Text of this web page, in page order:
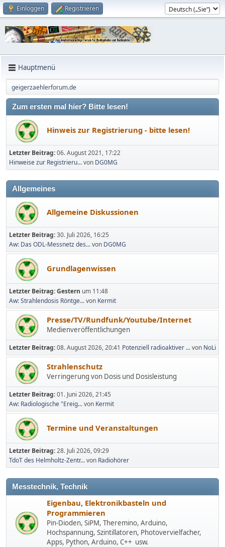
Einloggen Registrieren
Hauptmenü
geigerzaehlerforum.de
Zum ersten mal hier? Bitte lesen!
Hinweis zur Registrierung - bitte lesen!
Letzter Beitrag:06. August 2021, 17:22
Hinweise zur Registrieru...von DG0MG
Allgemeines
Allgemeine Diskussionen
Letzter Beitrag:30. Juli 2026, 16:25
Aw: Das ODL-Messnetz des...von DG0MG
Grundlagenwissen
Letzter Beitrag:Gestern um 11:48
Aw: Strahlendosis Röntge...von Kermit
Presse/TV/Rundfunk/Youtube/Internet
Medienveröffentlichungen
Letzter Beitrag:08. August 2026, 20:41 Potenziell radioaktiver ...von NoLi
Strahlenschutz
Verringerung von Dosis und Dosisleistung
Letzter Beitrag:01. Juni 2026, 21:45
Aw: Radiologische "Ereig...von Kermit
Termine und Veranstaltungen
Letzter Beitrag:28. Juli 2026, 09:29
TdoT des Helmholtz-Zentr...von Radiohörer
Messtechnik, Technik
Eigenbau, Elektronikbasteln und
Programmieren
Pin-Dioden, SiPM, Theremino, Arduino,
Hochspannung, Szintillatoren, Photovervielfacher,
Apps, Python, Arduino, C++ usw.